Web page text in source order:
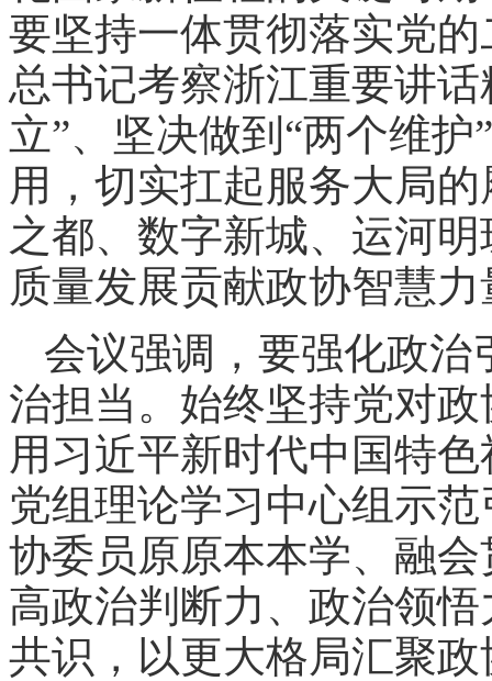
要坚持一体贯彻落实党
总书记考察浙江重要讲
立”、坚决做到“两个维
用，切实扛起服务大局
之都、数字新城、运河
质量发展贡献政协智慧力
会议强调，要强化政治
治担当。始终坚持党对
用习近平新时代中国特
党组理论学习中心组示
协委员原原本本学、融
高政治判断力、政治领
共识，以更大格局汇聚